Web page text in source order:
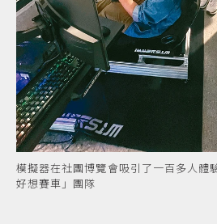
模擬器在社團博覽會吸引了一百多人體
好想賽車」團隊